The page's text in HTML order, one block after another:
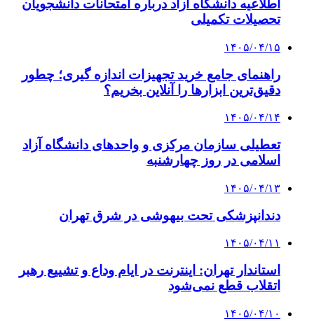
اطلاعیه دانشگاه آزاد درباره امتحانات دانشجویان
تحصیلات تکمیلی
۱۴۰۵/۰۴/۱۵
راهنمای جامع خرید تجهیزات اندازه گیری؛ چطور
دقیق‌ترین ابزارها را آنلاین بخریم؟
۱۴۰۵/۰۴/۱۴
تعطیلی سازمان مرکزی و واحدهای دانشگاه آزاد
اسلامی در روز چهارشنبه
۱۴۰۵/۰۴/۱۳
دندانپزشکی تحت بیهوشی در شرق تهران
۱۴۰۵/۰۴/۱۱
استاندار تهران: اینترنت در ایام وداع و تشییع رهبر
اتقلاب قطع نمی‌شود
۱۴۰۵/۰۴/۱۰